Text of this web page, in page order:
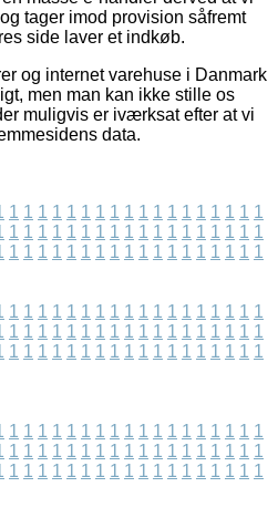
tager imod provision såfremt
side laver et indkøb.
og internet varehuse i Danmark
men man kan ikke stille os
muligvis er iværksat efter at vi
data.
1 1 1 1 1 1 1 1 1 1 1 1 1 1 1 1 1 1
1 1 1 1 1 1 1 1 1 1 1 1 1 1 1 1 1 1
1 1 1 1 1 1 1 1 1 1 1 1 1 1 1 1 1 1
1 1 1 1 1 1 1 1 1 1 1 1 1 1 1 1 1 1
1 1 1 1 1 1 1 1 1 1 1 1 1 1 1 1 1 1
1 1 1 1 1 1 1 1 1 1 1 1 1 1 1 1 1 1
1 1 1 1 1 1 1 1 1 1 1 1 1 1 1 1 1 1
1 1 1 1 1 1 1 1 1 1 1 1 1 1 1 1 1 1
1 1 1 1 1 1 1 1 1 1 1 1 1 1 1 1 1 1